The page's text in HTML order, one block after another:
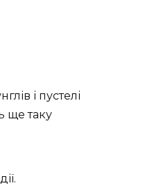
і пустелі
ще таку